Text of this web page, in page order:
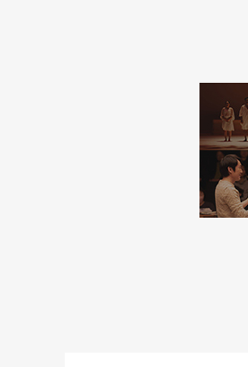
村落与村落间的联系成
人性私欲让土地所生养
灾厄的毒品。于是，从
更像是某种以土地为名